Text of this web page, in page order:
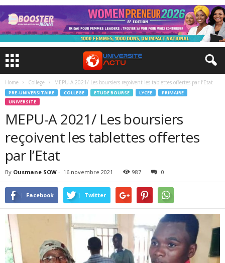
Home College MEPU-A 2021/ Les boursiers reçoivent les tablettes offertes par l’Etat
PRE-UNIVERSITAIRE COLLEGE ETUDE BOURSE LYCEE
PRIMAIRE
UNIVERSITE
MEPU-A 2021/ Les boursiers
reçoivent les tablettes offertes
par l’Etat
By Ousmane SOW - 16 novembre 2021 987 0
Facebook Twitter